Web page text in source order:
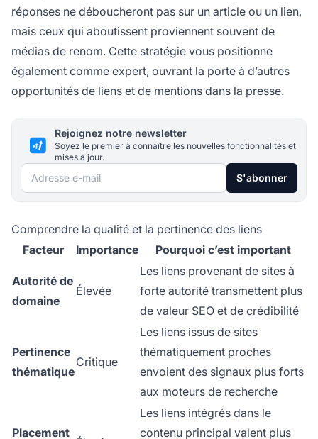
réponses ne déboucheront pas sur un article ou un lien,
mais ceux qui aboutissent proviennent souvent de
médias de renom. Cette stratégie vous positionne
également comme expert, ouvrant la porte à d’autres
opportunités de liens et de mentions dans la presse.
Rejoignez notre newsletter
Soyez le premier à connaître les nouvelles fonctionnalités et
mises à jour.
Adresse e-mail S'abonner
Comprendre la qualité et la pertinence des liens
Facteur
Importance Pourquoi c’est important
Autorité de
domaine
Élevée
Les liens provenant de sites à
forte autorité transmettent plus
de valeur SEO et de crédibilité
Pertinence
thématique
Critique
Les liens issus de sites
thématiquement proches
envoient des signaux plus forts
aux moteurs de recherche
Placement
Les liens intégrés dans le
contenu principal valent plus